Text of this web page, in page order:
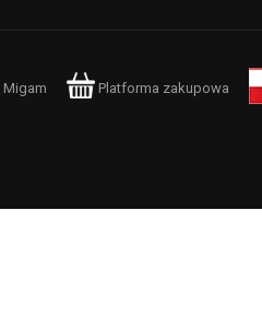
Migam Platforma zakupowa